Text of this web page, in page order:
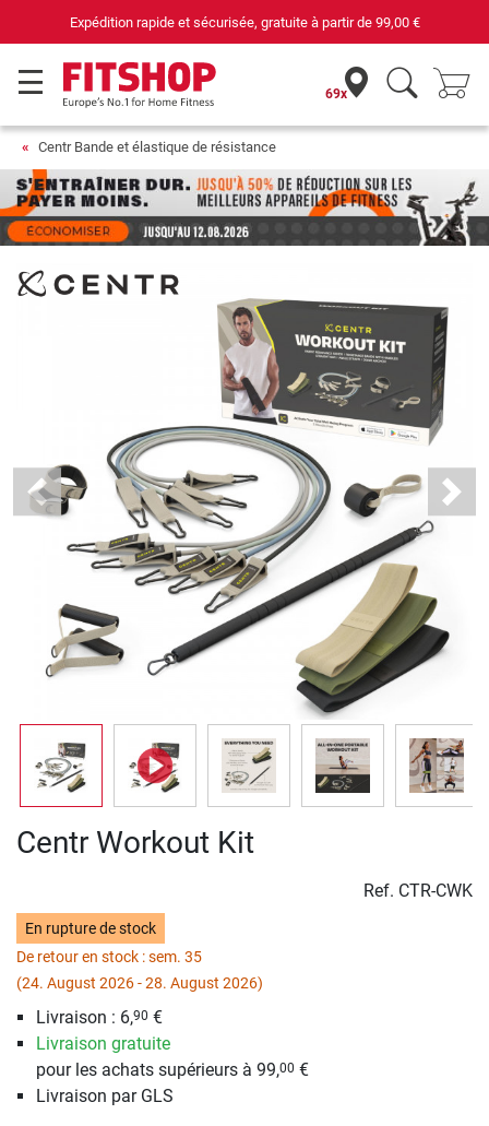
gratuite à partir de99,00 € Votre expert du
69x
Centr Bande et élastique de résistance
Previous Next
Centr Workout Kit
Ref. CTR-CWK
En rupture de stock
De retour en stock : sem. 35
(24. August 2026 - 28. August 2026)
Livraison : 6,90 €
Livraison gratuite
pour les achats supérieurs à 99,00 €
Livraison par GLS